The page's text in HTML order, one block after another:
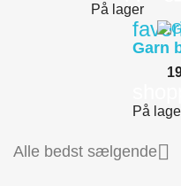
På lager
Garn
På
Alle bedst sælgende